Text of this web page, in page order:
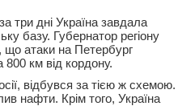
три дні Україна завдала
базу. Губернатор регіону
що атаки на Петербург
км від кордону.
відбувся за тією ж схемою.
нафти. Крім того, Україна